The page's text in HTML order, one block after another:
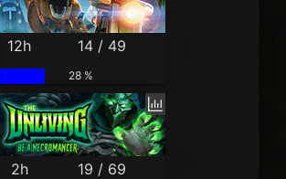
12h 14 / 49
28 %
2h 19 / 69